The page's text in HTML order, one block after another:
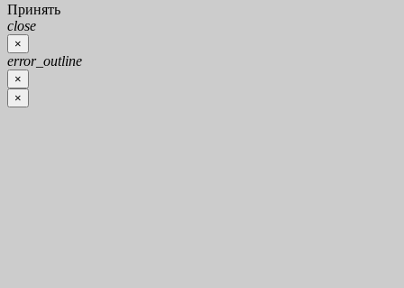
Принять
close
×
error_outline
×
×